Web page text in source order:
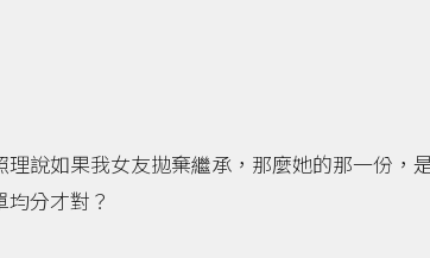
理說如果我女友拋棄繼承，那麼她的那一份，
分才對？